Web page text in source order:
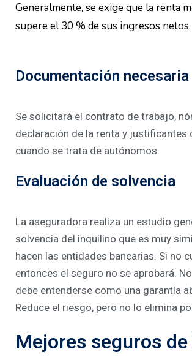
Generalmente, se exige que la renta
supere el 30 % de sus ingresos netos.
Documentación necesaria
Se solicitará el contrato de trabajo,
declaración de la renta y justificantes
cuando se trata de autónomos.
Evaluación de solvencia
La aseguradora realiza un estudio
solvencia del inquilino que es muy
hacen las entidades bancarias. Si no
entonces el seguro no se aprobará.
debe entenderse como una garantía
Reduce el riesgo, pero no lo elimina
Mejores seguros